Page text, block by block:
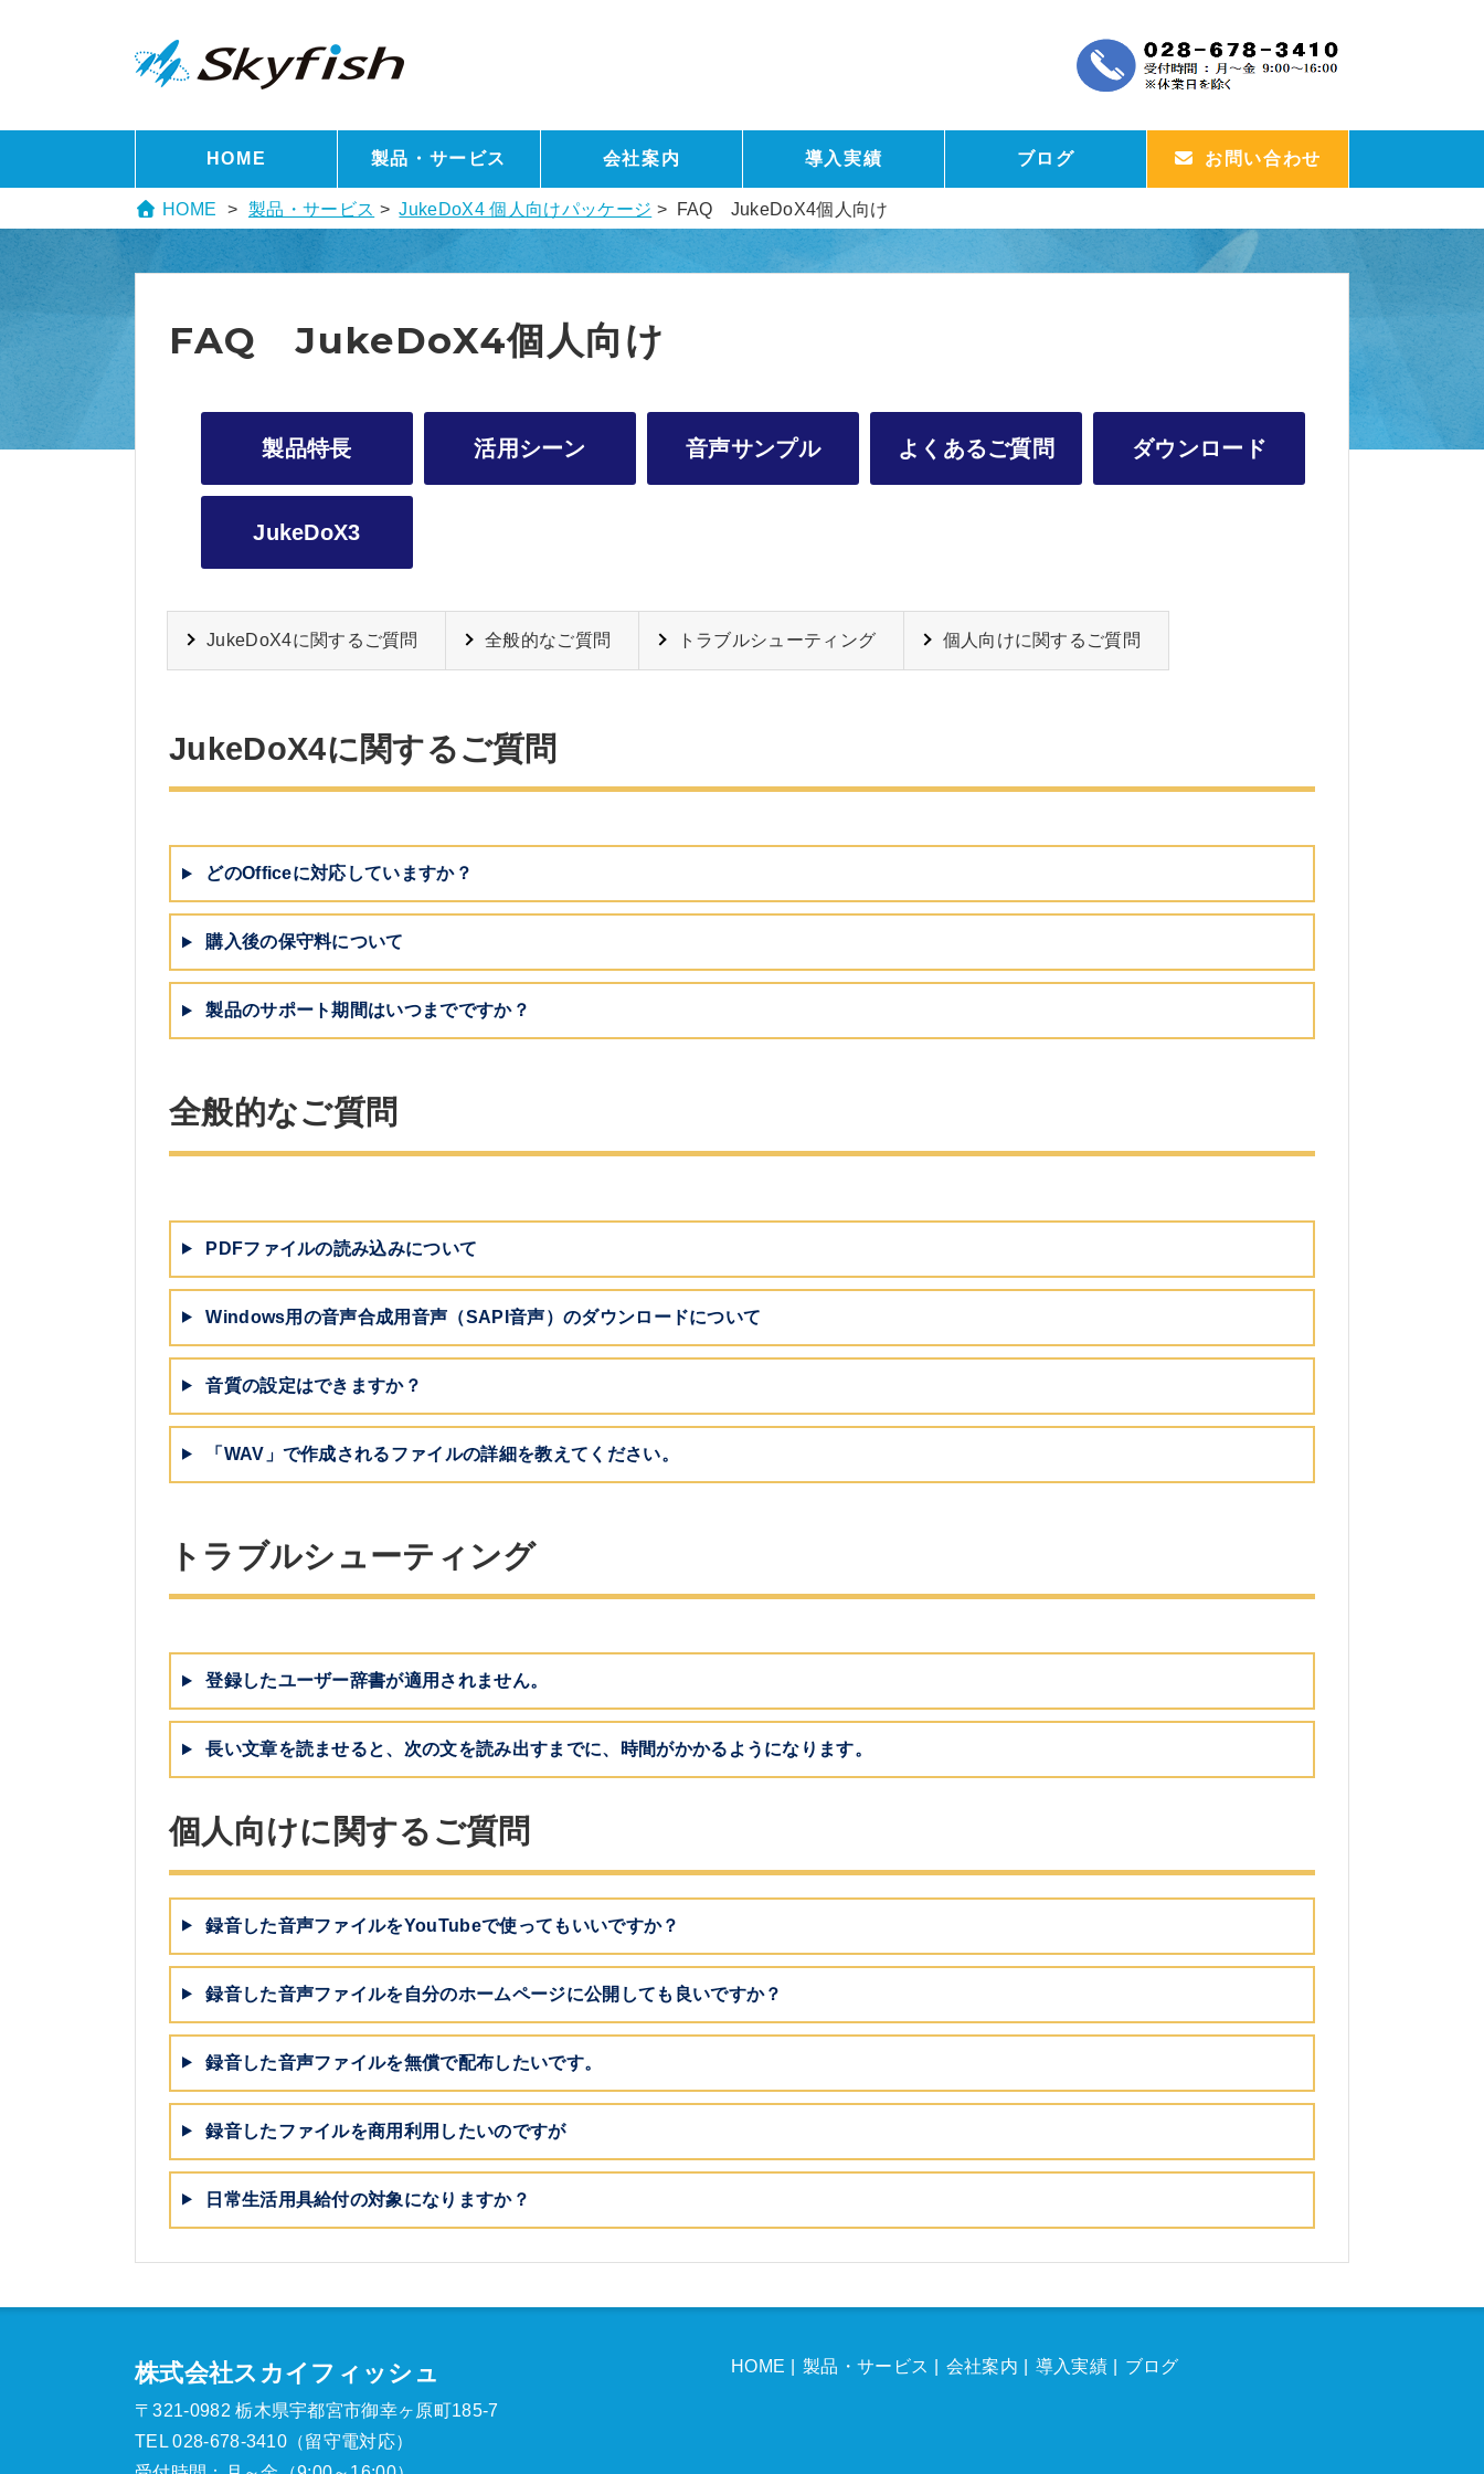
HOME 製品・サービス 会社案内 導入実績 ブログ お問い合わせ
HOME 製品・サービス >JukeDoX4 個人向けパッケージ > FAQ JukeDoX4個人向け
FAQ JukeDoX4個人向け
製品特長 活用シーン 音声サンプル よくあるご質問 ダウンロード
JukeDoX3
JukeDoX4に関するご質問 全般的なご質問 トラブルシューティング 個人向けに関するご質問
JukeDoX4に関するご質問
どのOfficeに対応していますか？
購入後の保守料について
製品のサポート期間はいつまでですか？
全般的なご質問
PDFファイルの読み込みについて
Windows用の音声合成用音声（SAPI音声）のダウンロードについて
音質の設定はできますか？
「WAV」で作成されるファイルの詳細を教えてください。
トラブルシューティング
登録したユーザー辞書が適用されません。
長い文章を読ませると、次の文を読み出すまでに、時間がかかるようになります。
個人向けに関するご質問
録音した音声ファイルをYouTubeで使ってもいいですか？
録音した音声ファイルを自分のホームページに公開しても良いですか？
録音した音声ファイルを無償で配布したいです。
録音したファイルを商用利用したいのですが
日常生活用具給付の対象になりますか？
株式会社スカイフィッシュ
〒321-0982 栃木県宇都宮市御幸ヶ原町185-7
TEL 028-678-3410（留守電対応）
HOME 製品・サービス 会社案内 導入実績 ブログ